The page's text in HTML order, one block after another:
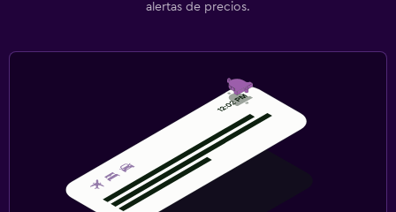
alertas de precios.